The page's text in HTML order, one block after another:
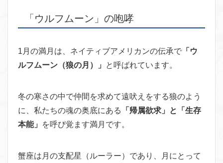
「ウルフムーン」の咆哮
1月の満月は、ネイティブアメリカンの伝承で 「ウ
ルフムーン（狼の月）」
と呼ばれています。
冬の寒さの中で仲間を求めて遠吠えをする狼のよう
に、私たちの魂の奥底にある
「帰属欲求」と「生存
本能」
を呼び覚ます満月です。
蟹座は月の支配星（ルーラー）であり、月にとって